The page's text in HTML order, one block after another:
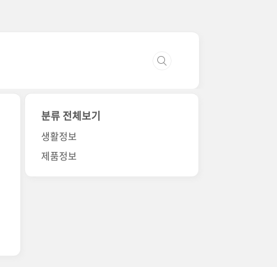
분류 전체보기
생활정보
제품정보